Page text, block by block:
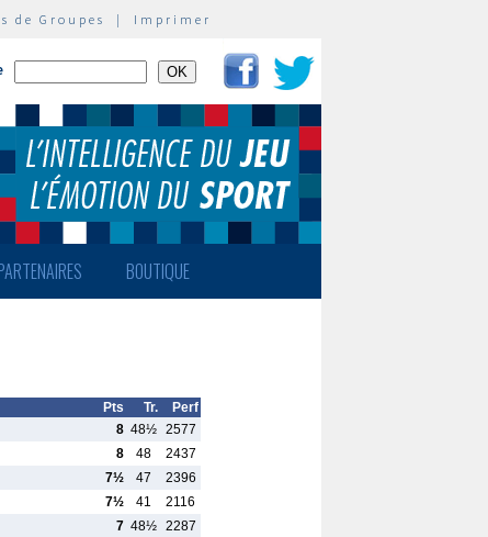
de Groupes | Imprimer
BOUTIQUE
Pts Tr.
Perf
8 48½
2577
8 48
2437
7½ 47
2396
7½ 41
2116
7 48½
2287